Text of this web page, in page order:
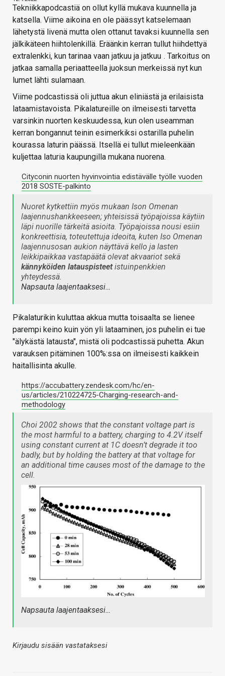
Tekniikkapodcastiä on ollut kyllä mukava kuunnella ja
katsella. Viime aikoina en ole päässyt katselemaan
lähetystä livenä mutta olen ottanut tavaksi kuunnella sen
jälkikäteen hiihtolenkillä. Eräänkin kerran tullut hiihdettyä
extralenkki, kun tarinaa vaan jatkuu ja jatkuu . Tarkoitus on
jatkaa samalla periaatteella juoksun merkeissä nyt kun
lumet lähti sulamaan.
Viime podcastissä oli juttua akun eliniästä ja erilaisista
lataamistavoista. Pikalatureille on ilmeisesti tarvetta
varsinkin nuorten keskuudessa, kun olen useamman
kerran bongannut teinin esimerkiksi ostarilla puhelin
kourassa laturin päässä. Itsellä ei tullut mieleenkään
kuljettaa laturia kaupungilla mukana nuorena.
Cityconin nuorten hyvinvointia edistävälle työlle vuoden
2018 SOSTE-palkinto
Nuoret kytkettiin myös mukaan Ison Omenan
laajennushankkeeseen; yhteisissä työpajoissa käytiin
läpi nuorille tärkeitä asioita. Työpajoissa nousi esiin
konkreettisia, toteutettuja ideoita, kuten Iso Omenan
laajennusosan aukion näyttävä kello ja lasten
leikkipaikkaa vastapäätä olevat akvaariot sekä
kännyköiden latauspisteetistuinpenkkien
yhteydessä.
Napsauta laajentaaksesi…
Pikalaturikin kuluttaa akkua mutta toisaalta se lienee
parempi keino kuin yön yli lataaminen, jos puhelin ei tue
"älykästä latausta", mistä oli podcastissä puhetta. Akun
varauksen pitäminen 100%:ssa on ilmeisesti kaikkein
haitallisinta akulle.
https://accubattery.zendesk.com/hc/en-
us/articles/210224725-Charging-research-and-
methodology
Choi 2002 shows that the constant voltage part is
the most harmful to a battery, charging to 4.2V itself
using constant current at 1C doesn’t degrade it too
badly, but by holding the battery at that voltage for
an additional time causes most of the damage to the
cell.
Napsauta laajentaaksesi…
Kirjaudu sisään vastataksesi